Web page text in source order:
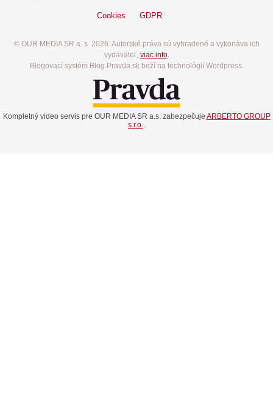
Cookies GDPR
© OUR MEDIA SR a. s. 2026. Autorské práva sú vyhradené a vykonáva ich
vydavateľ, viac info.
Blogovací systém Blog.Pravda.sk beží na technológií Wordpress.
Kompletný video servis pre OUR MEDIA SR a.s. zabezpečuje ARBERTO GROUP
s.r.o..